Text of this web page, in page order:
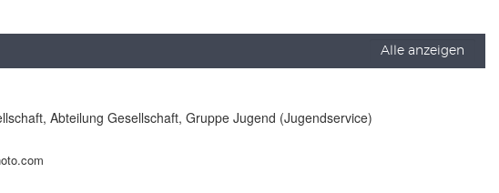
Alle anzeigen
Abteilung Gesellschaft, Gruppe Jugend (Jugendservice)